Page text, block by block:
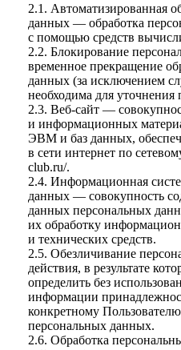
2.1. Автоматизированная
данных — обработка
с помощью средств
2.2. Блокирование
временное прекращение
данных (за исключением
необходима для
2.3. Веб-сайт —
и информационных
ЭВМ и баз данных,
в сети интернет по
club.ru/.
2.4. Информационная
данных — совокупность
данных персональных
их обработку
и технических средств.
2.5. Обезличивание
действия, в результате
определить без
информации
конкретному
персональных данных.
2.6. Обработка